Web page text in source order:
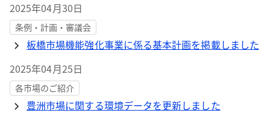
2025年04月30日
条例・計画・審議会
板橋市場機能強化事業に係る基本計画を掲載しました
2025年04月25日
各市場のご紹介
豊洲市場に関する環境データを更新しました